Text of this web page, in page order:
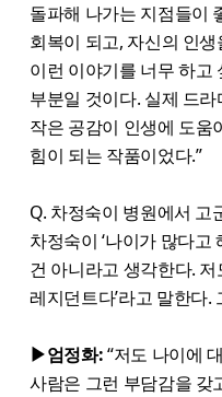
돌파해 나가는 지점들이
회복이 되고, 자신의 인
이런 이야기를 너무 하고
부분일 것이다. 실제 드
작은 공감이 인생에 도움
힘이 되는 작품이었다.”
Q. 차정숙이 병원에서 고
차정숙이 ‘나이가 많다
건 아니라고 생각한다.
레지던트다’라고 말한다
▶엄정화:“저도 나이에
사람은 그런 부담감을 갖